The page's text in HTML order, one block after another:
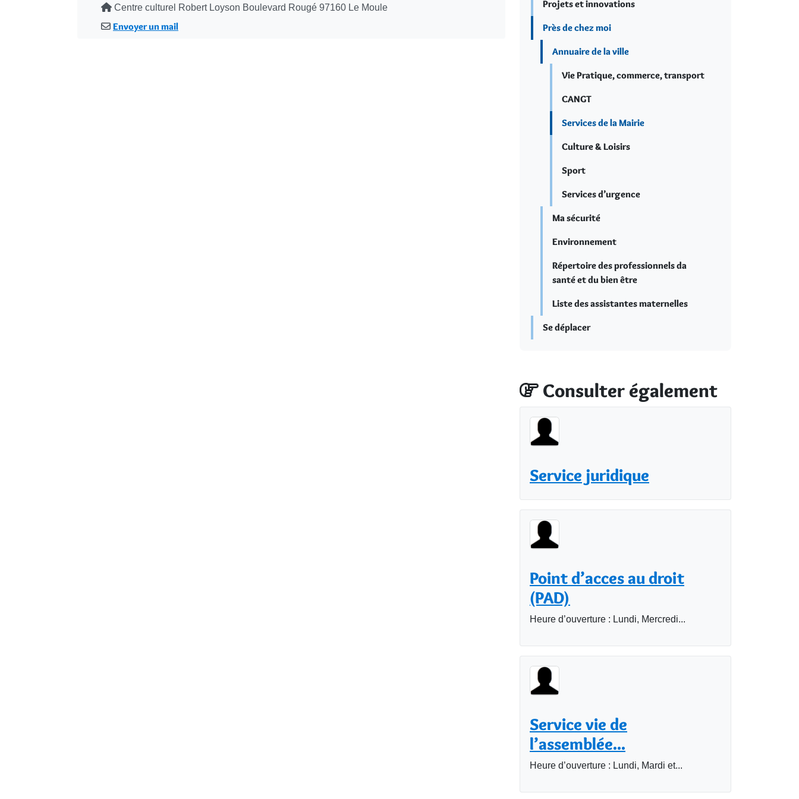
Adresse
Centre culturel Robert Loyson Boulevard Rougé 97160 Le Moule
Envoyer un mail
Projets et innovations
Près de chez moi
Annuaire de la ville
Vie Pratique, commerce, transport
CANGT
Services de la Mairie
Culture & Loisirs
Sport
Services d’urgence
Ma sécurité
Environnement
Répertoire des professionnels da
santé et du bien être
Liste des assistantes maternelles
Se déplacer
Consulter également
Service juridique
Point d’acces au droit
(PAD)
Heure d’ouverture : Lundi, Mercredi...
Service vie de
l’assemblée...
Heure d’ouverture : Lundi, Mardi et...